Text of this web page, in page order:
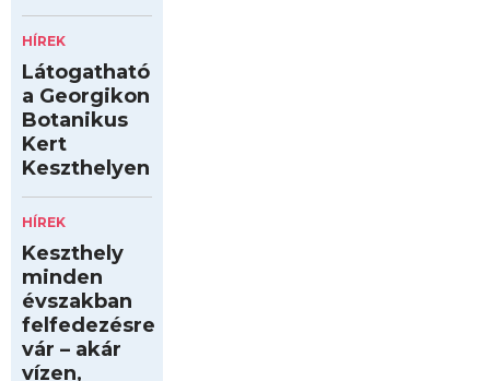
HÍREK
Látogatható
a Georgikon
Botanikus
Kert
Keszthelyen
HÍREK
Keszthely
minden
évszakban
felfedezésre
vár – akár
vízen,